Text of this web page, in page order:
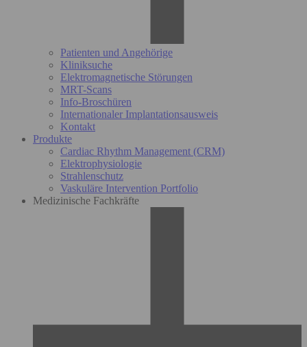
Patienten und Angehörige
Kliniksuche
Elektromagnetische Störungen
MRT-Scans
Info-Broschüren
Internationaler Implantationsausweis
Kontakt
Produkte
Cardiac Rhythm Management (CRM)
Elektrophysiologie
Strahlenschutz
Vaskuläre Intervention Portfolio
Medizinische Fachkräfte